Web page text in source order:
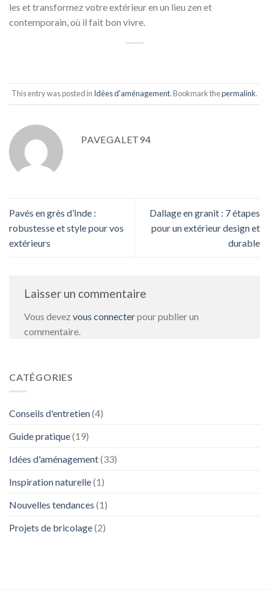
les et transformez votre extérieur en un lieu zen et
contemporain, où il fait bon vivre.
This entry was posted in Idées d'aménagement. Bookmark thepermalink.
PAVEGALET94
Pavés en grès d’Inde :
robustesse et style pour vos
extérieurs
Dallage en granit : 7 étapes
pour un extérieur design et
durable
Laisser un commentaire
Vous devez vous connecterpour publier un
commentaire.
CATÉGORIES
Conseils d'entretien(4)
Guide pratique(19)
Idées d'aménagement(33)
Inspiration naturelle(1)
Nouvelles tendances (1)
Projets de bricolage(2)